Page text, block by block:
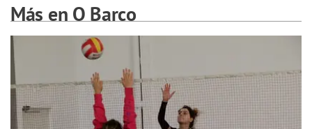
Más en O Barco